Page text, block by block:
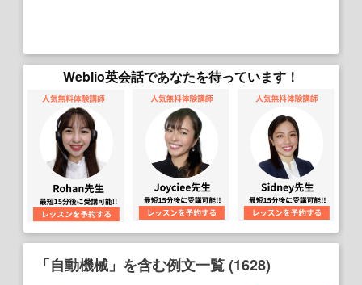
Weblio英会話であなたを待っています！
「自動機械」を含む例文一覧 (1628)